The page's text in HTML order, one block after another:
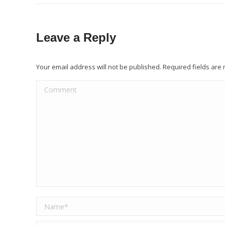
Leave a Reply
Your email address will not be published. Required fields are
Comment
Name *